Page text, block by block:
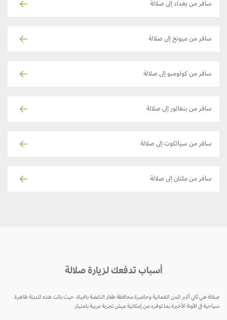
سافر من بغداد إلى صلالة
سافر من ميونخ إلى صلالة
سافر من كولومبو إلى صلالة
سافر من بنغالور إلى صلالة
سافر من سيالكوت إلى صلالة
سافر من ملتان إلى صلالة
أسباب تدفعك لزيارة صلالة
صلالة هي ثاني أكبر المدن العُمانية وحاضرة محافظة ظفار النابضة بالحياة. حيث باتت هذه المدينة ظاهرة
سياحية في الآونة الأخيرة بما توفره من إمكانية عيش تجربة عربية بامتياز.